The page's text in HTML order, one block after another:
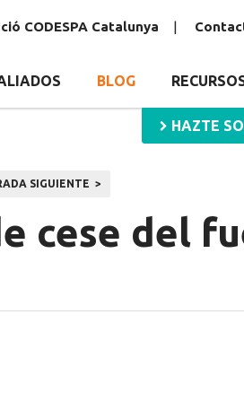
CODESPA Catalunya
BLOG
HAZTE
SIGUIENTE
cese del